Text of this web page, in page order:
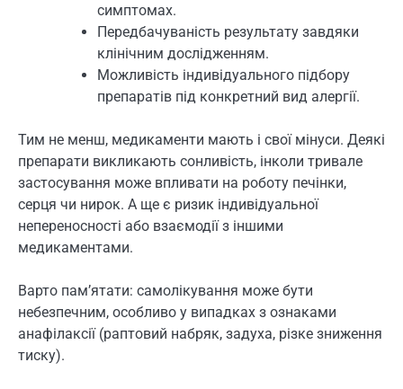
симптомах.
Передбачуваність результату завдяки
клінічним дослідженням.
Можливість індивідуального підбору
препаратів під конкретний вид алергії.
Тим не менш, медикаменти мають і свої мінуси. Деякі
препарати викликають сонливість, інколи тривале
застосування може впливати на роботу печінки,
серця чи нирок. А ще є ризик індивідуальної
непереносності або взаємодії з іншими
медикаментами.
Варто пам’ятати: самолікування може бути
небезпечним, особливо у випадках з ознаками
анафілаксії (раптовий набряк, задуха, різке зниження
тиску).